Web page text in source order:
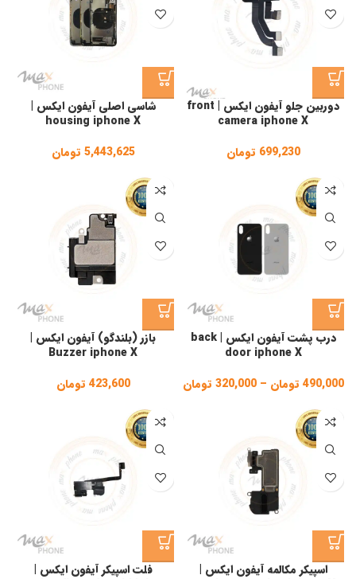
دوربین جلو آیفون ایکس | front
camera iphone X
699,230 تومان
شاسی اصلی آیفون ایکس |
housing iphone X
5,443,625 تومان
درب پشت آیفون ایکس | back
door iphone X
490,000 تومان –
320,000 تومان
320,000 تومان
through
490,000 تومان
بازر (بلندگو) آیفون ایکس |
Buzzer iphone X
423,600 تومان
اسپیکر مکالمه آیفون ایکس |
فلت اسپیکر آیفون ایکس |